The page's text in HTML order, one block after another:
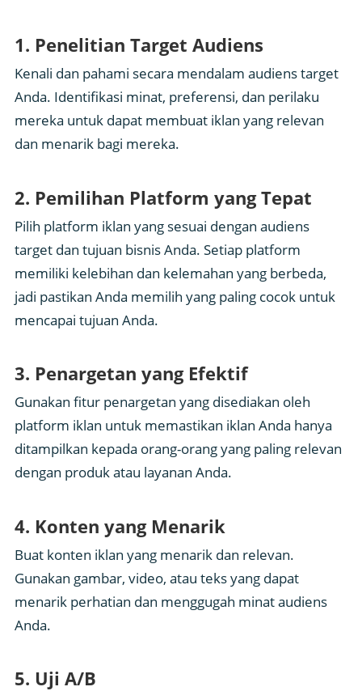
1. Penelitian Target Audiens
Kenali dan pahami secara mendalam audiens target
Anda. Identifikasi minat, preferensi, dan perilaku
mereka untuk dapat membuat iklan yang relevan
dan menarik bagi mereka.
2. Pemilihan Platform yang Tepat
Pilih platform iklan yang sesuai dengan audiens
target dan tujuan bisnis Anda. Setiap platform
memiliki kelebihan dan kelemahan yang berbeda,
jadi pastikan Anda memilih yang paling cocok untuk
mencapai tujuan Anda.
3. Penargetan yang Efektif
Gunakan fitur penargetan yang disediakan oleh
platform iklan untuk memastikan iklan Anda hanya
ditampilkan kepada orang-orang yang paling relevan
dengan produk atau layanan Anda.
4. Konten yang Menarik
Buat konten iklan yang menarik dan relevan.
Gunakan gambar, video, atau teks yang dapat
menarik perhatian dan menggugah minat audiens
Anda.
5. Uji A/B